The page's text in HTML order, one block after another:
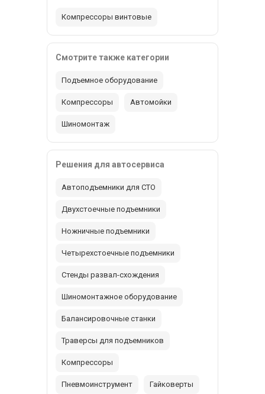
Компрессоры винтовые
Смотрите также категории
Подъемное оборудование
Компрессоры Автомойки
Шиномонтаж
Решения для автосервиса
Автоподъемники для СТО
Двухстоечные подъемники
Ножничные подъемники
Четырехстоечные подъемники
Стенды развал-схождения
Шиномонтажное оборудование
Балансировочные станки
Траверсы для подъемников
Компрессоры
Пневмоинструмент Гайковерты